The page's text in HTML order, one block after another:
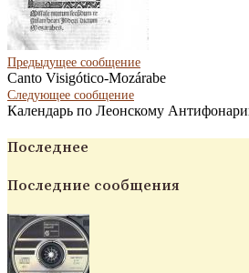
Предыдущее сообщение
Canto Visigótico-Mozárabe
Следующее сообщение
Календарь по Леонскому
Последнее
Последние сообщения